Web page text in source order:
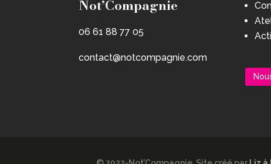
Not’Compagnie
06 61 88 77 05
contact@notcompagnie.com